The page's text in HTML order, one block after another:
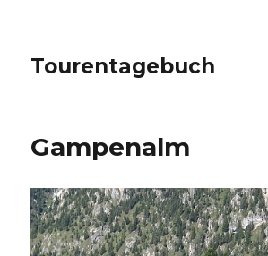
Tourentagebuch
Gampenalm